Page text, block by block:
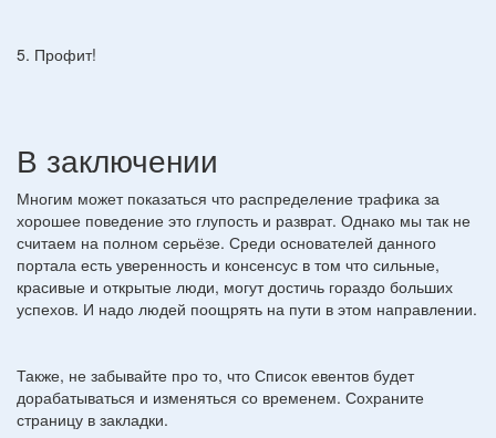
5. Профит!
В заключении
Многим может показаться что распределение трафика за
хорошее поведение это глупость и разврат. Однако мы так не
считаем на полном серьёзе. Среди основателей данного
портала есть уверенность и консенсус в том что сильные,
красивые и открытые люди, могут достичь гораздо больших
успехов. И надо людей поощрять на пути в этом направлении.
Также, не забывайте про то, что Список евентов будет
дорабатываться и изменяться со временем. Сохраните
страницу в закладки.